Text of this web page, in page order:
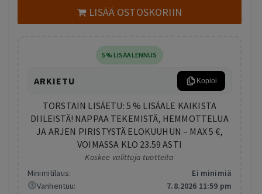
LISÄÄ OSTOSKORIIN
5% LISÄALENNUS
ARKIETU Kopioi
TORSTAIN LISÄETU: 5 % LISÄALE KAIKISTA
DIILEISTÄ! NAPPAA TEKEMISTÄ, HEMMOTTELUA
JA ARJEN PIRISTYSTÄ ELOKUUHUN – MAX 5 €,
VOIMASSA KLO 23.59 ASTI
Koskee valittuja tuotteita
Minimitilaus:
Ei minimiä
Vanhentuu:
7.8.2026 11:59 pm